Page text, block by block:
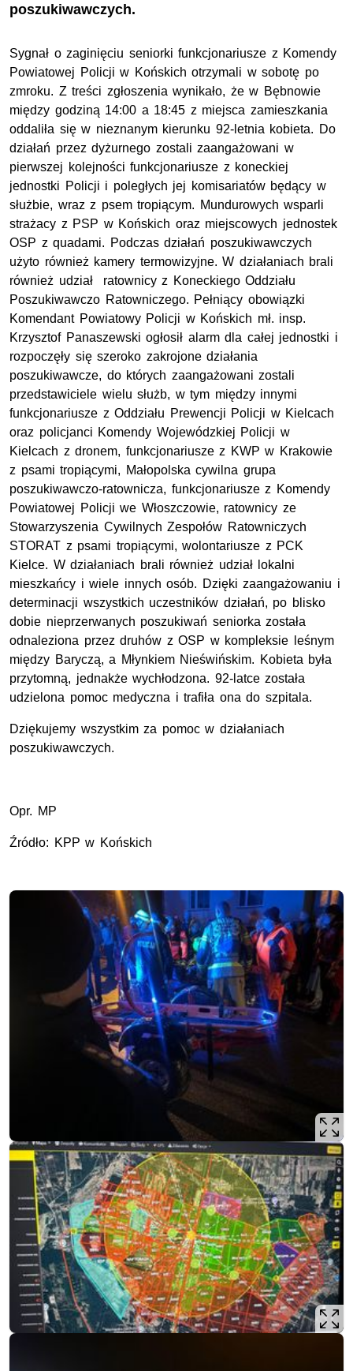
poszukiwawczych.
Sygnał o zaginięciu seniorki funkcjonariusze z Komendy
Powiatowej Policji w Końskich otrzymali w sobotę po
zmroku. Z treści zgłoszenia wynikało, że w Bębnowie
między godziną 14:00 a 18:45 z miejsca zamieszkania
oddaliła się w nieznanym kierunku 92-letnia kobieta. Do
działań przez dyżurnego zostali zaangażowani w
pierwszej kolejności funkcjonariusze z koneckiej
jednostki Policji i poległych jej komisariatów będący w
służbie, wraz z psem tropiącym. Mundurowych wsparli
strażacy z PSP w Końskich oraz miejscowych jednostek
OSP z quadami. Podczas działań poszukiwawczych
użyto również kamery termowizyjne. W działaniach brali
również udział ratownicy z Koneckiego Oddziału
Poszukiwawczo Ratowniczego. Pełniący obowiązki
Komendant Powiatowy Policji w Końskich mł. insp.
Krzysztof Panaszewski ogłosił alarm dla całej jednostki i
rozpoczęły się szeroko zakrojone działania
poszukiwawcze, do których zaangażowani zostali
przedstawiciele wielu służb, w tym między innymi
funkcjonariusze z Oddziału Prewencji Policji w Kielcach
oraz policjanci Komendy Wojewódzkiej Policji w
Kielcach z dronem, funkcjonariusze z KWP w Krakowie
z psami tropiącymi, Małopolska cywilna grupa
poszukiwawczo-ratownicza, funkcjonariusze z Komendy
Powiatowej Policji we Włoszczowie, ratownicy ze
Stowarzyszenia Cywilnych Zespołów Ratowniczych
STORAT z psami tropiącymi, wolontariusze z PCK
Kielce. W działaniach brali również udział lokalni
mieszkańcy i wiele innych osób. Dzięki zaangażowaniu i
determinacji wszystkich uczestników działań, po blisko
dobie nieprzerwanych poszukiwań seniorka została
odnaleziona przez druhów z OSP w kompleksie leśnym
między Baryczą, a Młynkiem Nieświńskim. Kobieta była
przytomną, jednakże wychłodzona. 92-latce została
udzielona pomoc medyczna i trafiła ona do szpitala.
Dziękujemy wszystkim za pomoc w działaniach
poszukiwawczych.
Opr. MP
Źródło: KPP w Końskich